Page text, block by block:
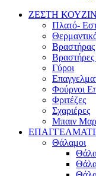
ΖΕΣΤΗ
Πλατό-
Γύροι
Φούρνοι
Φριτέζες
Σχαριέρες
Μπαιν
Θάλαμοι